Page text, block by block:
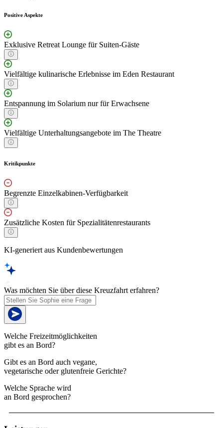
Positive Aspekte
Exklusive Retreat Lounge für Suiten-Gäste
Vielfältige kulinarische Erlebnisse im Eden Restaurant
Entspannung im Solarium nur für Erwachsene
Vielfältige Unterhaltungsangebote im The Theatre
Kritikpunkte
Begrenzte Einzelkabinen-Verfügbarkeit
Zusätzliche Kosten für Spezialitätenrestaurants
KI-generiert aus Kundenbewertungen
Was möchten Sie über diese Kreuzfahrt erfahren?
Welche Freizeitmöglichkeiten
gibt es an Bord?
Gibt es an Bord auch vegane,
vegetarische oder glutenfreie Gerichte?
Welche Sprache wird
an Bord gesprochen?